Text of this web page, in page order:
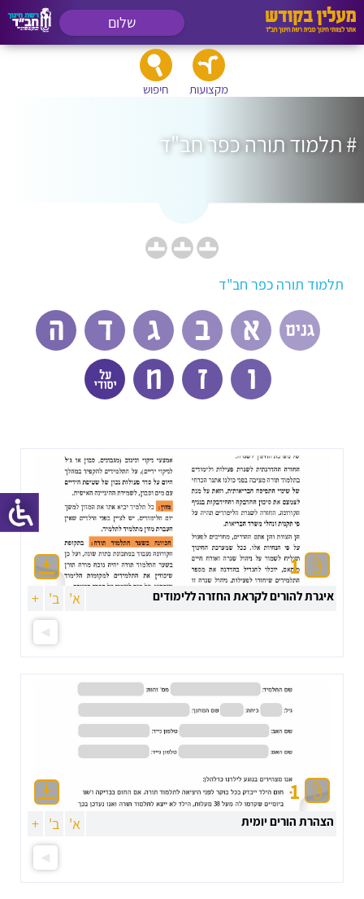
שלום
מקצועות חיפוש
# תלמוד תורה כפר חב"ד
תלמוד תורה כפר חב"ד
1
איגרת להורים לקראת החזרה ללימודים א' ב' +
1
הצהרת הורים יומית א' ב' +